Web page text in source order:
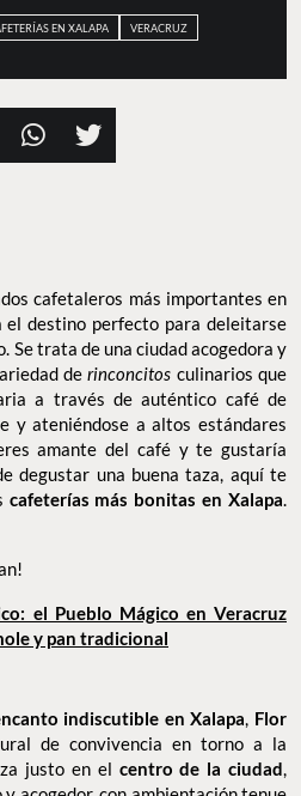
EN XALAPA VERACRUZ
cafetaleros más importantes en
el destino perfecto para deleitarse
Se trata de una ciudad acogedora y
derinconcitos culinarios que
a través de auténtico café de
y ateniéndose a altos estándares
amante del café y te gustaría
degustar una buena taza, aquí te
cafeterías más bonitas en Xalapa.
el Pueblo Mágico en Veracruz
y pan tradicional
indiscutible en Xalapa, Flor
de convivencia en torno a la
justo en el centro de la ciudad,